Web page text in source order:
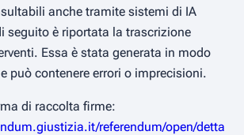
anche tramite sistemi di IA
seguito è riportata la trascrizione
Essa è stata generata in modo
può contenere errori o imprecisioni.
di raccolta firme:
referendum/open/detta